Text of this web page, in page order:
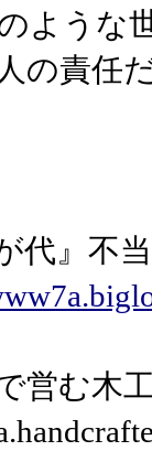
ような
の責任
代』不
営む木